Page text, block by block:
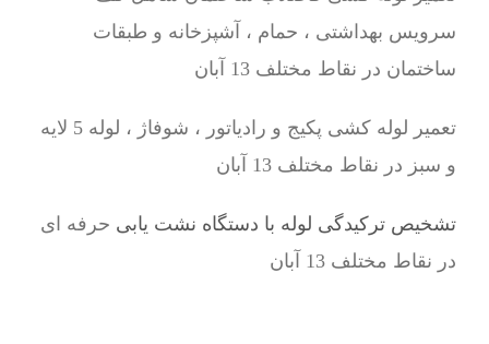
سرویس بهداشتی ، حمام ، آشپزخانه و طبقات
ساختمان در نقاط مختلف 13 آبان
تعمیر لوله کشی پکیج و رادیاتور ، شوفاژ ، لوله 5 لایه
و سبز در نقاط مختلف 13 آبان
تشخیص ترکیدگی لوله با دستگاه نشت یابی حرفه ای
در نقاط مختلف 13 آبان